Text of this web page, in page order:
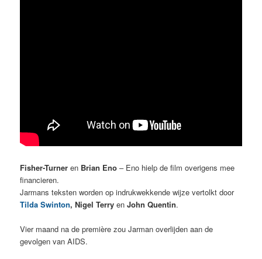
Fisher-Turner en Brian Eno – Eno hielp de film overigens mee
financieren.
Jarmans teksten worden op indrukwekkende wijze vertolkt door
Tilda Swinton, Nigel Terry enJohn Quentin.
Vier maand na de première zou Jarman overlijden aan de
gevolgen van AIDS.